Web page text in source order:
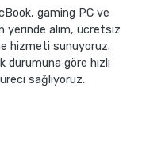
gaming PC ve
yerinde alım, ücretsiz
hizmeti sunuyoruz.
durumuna göre hızlı
sağlıyoruz.